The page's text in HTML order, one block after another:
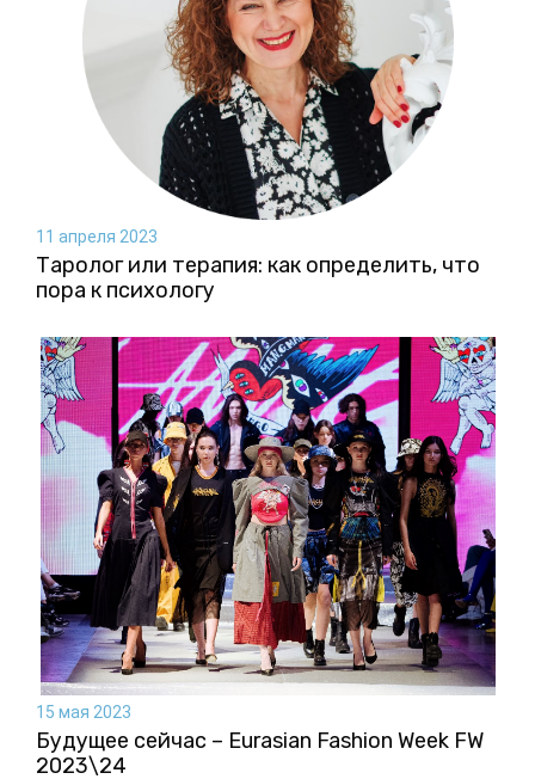
11 апреля 2023
Таролог или терапия: как определить, что
пора к психологу
15 мая 2023
Будущее сейчас – Eurasian Fashion Week FW
2023\24